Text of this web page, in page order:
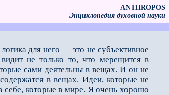
ANTHROPOS
Энциклопедия духовной науки
для него — это не субъективное
не только то, что мерещится в
сами деятельны в вещах. И он не
в вещах. Идеи, которые не
себе, которые в мире. Я очень хорошо